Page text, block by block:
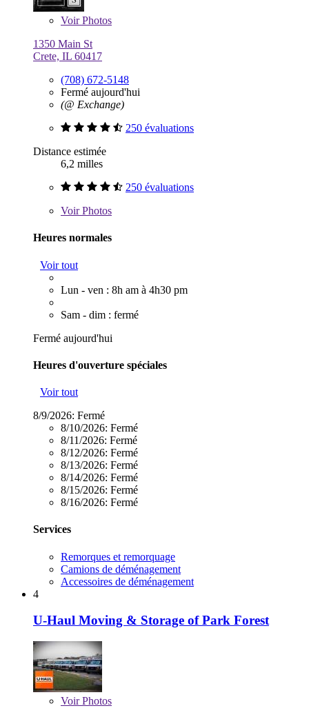
VoirPhotos
1350 Main St
Crete, IL 60417
(708) 672-5148
Fermé aujourd'hui
(@ Exchange)
250 évaluations
Distance estimée
6,2 milles
250 évaluations
VoirPhotos
Heures normales
Voir tout
Lun - ven : 8h am à 4h30 pm
Sam - dim : fermé
Fermé aujourd'hui
Heures d'ouverture spéciales
Voir tout
8/9/2026: Fermé
8/10/2026: Fermé
8/11/2026: Fermé
8/12/2026: Fermé
8/13/2026: Fermé
8/14/2026: Fermé
8/15/2026: Fermé
8/16/2026: Fermé
Services
Remorques et remorquage
Camions de déménagement
Accessoires de déménagement
4
U-Haul Moving & Storage of Park Forest
VoirPhotos